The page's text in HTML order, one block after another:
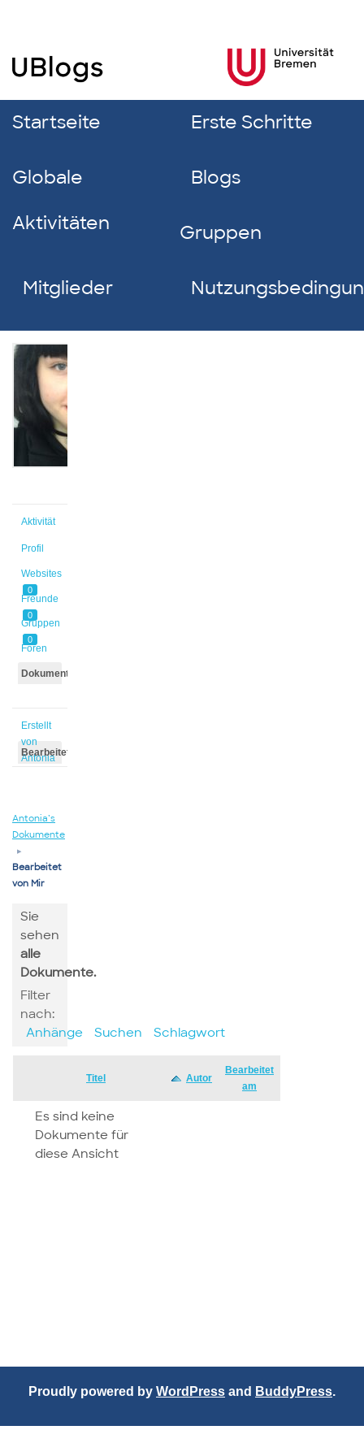
Startseite Erste Schritte
Globale
Aktivitäten
Blogs
Gruppen
Mitglieder
Aktivität
Profil
Websites
0
Freunde
0
Gruppen
0
Foren
Dokumente
Erstellt
von
Antonia
Bearbeitet
Antonia’s
Dokumente
▸
Bearbeitet
von Mir
Sie
sehen
alle
Dokumente.
Filter
nach:
Anhänge
Suchen Schlagwort
Titel Autor
Bearbeitet
am
Es sind keine
Dokumente für
diese Ansicht
Proudly powered by WordPress and BuddyPress.